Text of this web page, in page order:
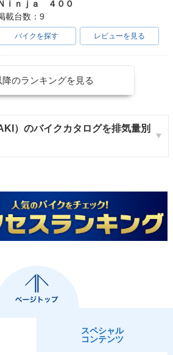
ｉｎｊａ ４００
載台数：9
バイクを探す レビューを見る
降のランキングを見る
）のバイクカタログを排気量別
スペシャル
コンテンツ